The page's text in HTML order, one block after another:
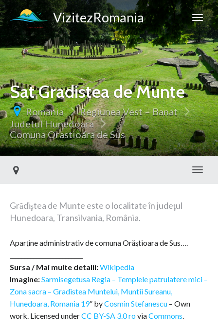
VizitezRomania
Sat Gradistea de Munte
Romania
Regiunea Vest – Banat
Judetul Hunedoara
Comuna Orastioara de Sus
Grădiştea de Munte este o localitate în judeţul
Hunedoara, Transilvania, România.
Aparţine administrativ de comuna Orăştioara de Sus….
Sursa / Mai multe detalii:Wikipedia
Imagine:Sarmisegetusa Regia – Templele patrulatere mici –
Zona sacra – Gradistea Muntelui, Muntii Sureanu,
Hunedoara, Romania 19” byCosmin Stefanescu – Own
work. Licensed underCC BY-SA 3.0 roviaCommons.